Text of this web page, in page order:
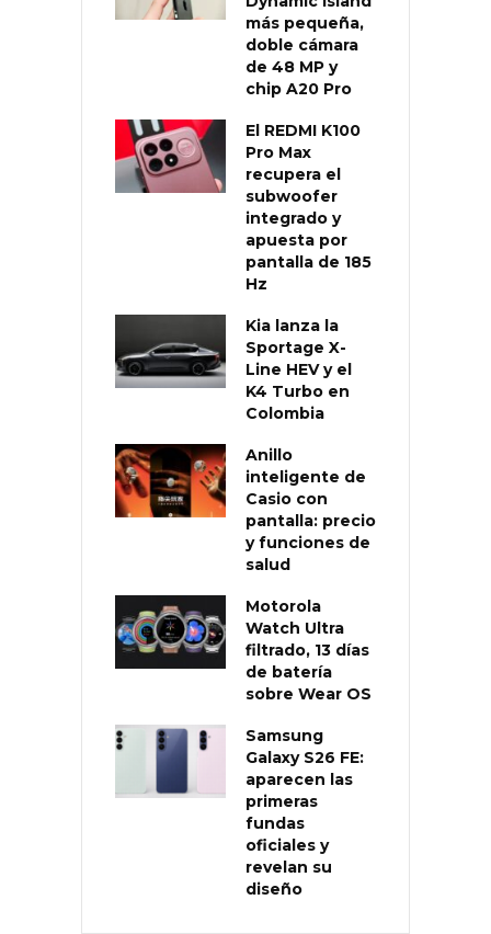
más pequeña,
doble cámara
de 48 MP y
chip A20 Pro
El REDMI K100
Pro Max
recupera el
subwoofer
integrado y
apuesta por
pantalla de 185
Hz
Kia lanza la
Sportage X-
Line HEV y el
K4 Turbo en
Colombia
Anillo
inteligente de
Casio con
pantalla: precio
y funciones de
salud
Motorola
Watch Ultra
filtrado, 13 días
de batería
sobre Wear OS
Samsung
Galaxy S26 FE:
aparecen las
primeras
fundas
oficiales y
revelan su
diseño